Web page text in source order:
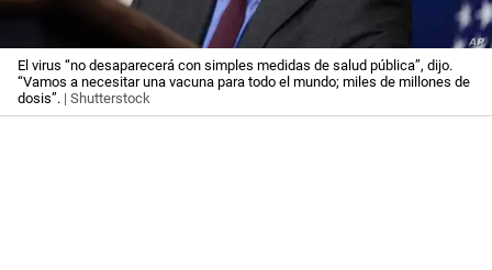
El virus “no desaparecerá con simples medidas de salud pública”, dijo.
“Vamos a necesitar una vacuna para todo el mundo; miles de millones de
dosis”. | Shutterstock